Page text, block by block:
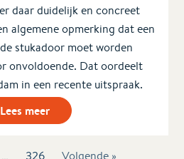
daar duidelijk en concreet
algemene opmerking dat een
stukadoor moet worden
onvoldoende. Dat oordeelt
in een recente uitspraak.
Lees meer
… 326 Volgende »